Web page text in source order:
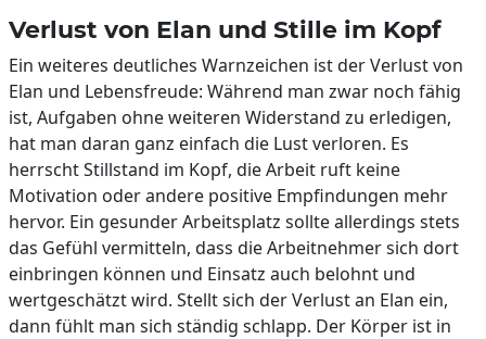
Verlust von Elan und Stille im Kopf
Ein weiteres deutliches Warnzeichen ist der Verlust von
Elan und Lebensfreude: Während man zwar noch fähig
ist, Aufgaben ohne weiteren Widerstand zu erledigen,
hat man daran ganz einfach die Lust verloren. Es
herrscht Stillstand im Kopf, die Arbeit ruft keine
Motivation oder andere positive Empfindungen mehr
hervor. Ein gesunder Arbeitsplatz sollte allerdings stets
das Gefühl vermitteln, dass die Arbeitnehmer sich dort
einbringen können und Einsatz auch belohnt und
wertgeschätzt wird. Stellt sich der Verlust an Elan ein,
dann fühlt man sich ständig schlapp. Der Körper ist in